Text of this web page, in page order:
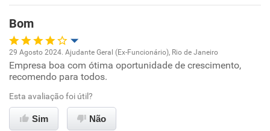
Benefícios
Recomenda esta empresa
Recomenda a diretoria
Bom
Oportunidade de promoção
Ambiente de trabalho
Conciliação com a vida familiar
29 Agosto 2024. Ajudante Geral (Ex-Funcionário), Rio de Janeiro
Empresa boa com ótima oportunidade de crescimento,
recomendo para todos.
Esta avaliação foi útil?
Sim Não